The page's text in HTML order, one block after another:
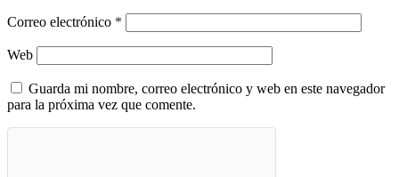
Correo electrónico *
Web
Guarda mi nombre, correo electrónico y web en este navegador
para la próxima vez que comente.